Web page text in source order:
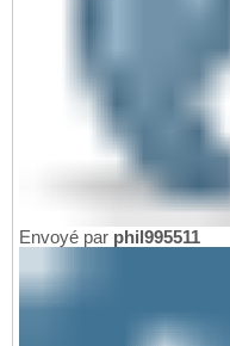
Envoyé par phil995511